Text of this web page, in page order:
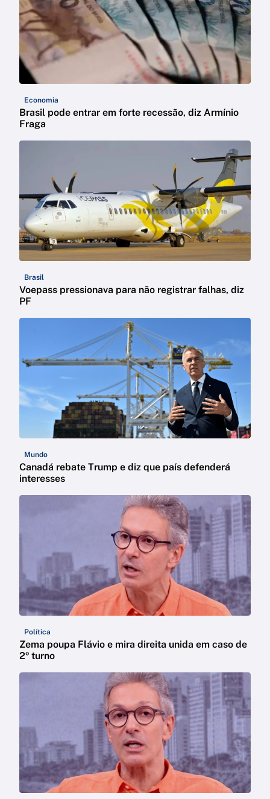
Economia
Brasil pode entrar em forte recessão, diz Armínio
Fraga
Brasil
Voepass pressionava para não registrar falhas, diz
PF
Mundo
Canadá rebate Trump e diz que país defenderá
interesses
Política
Zema poupa Flávio e mira direita unida em caso de
2º turno